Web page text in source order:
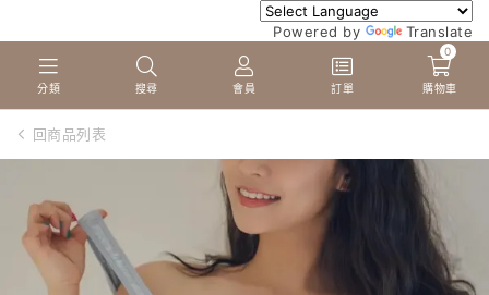
Powered by Translate
分類 搜尋 會員 訂單
0
購物車
回商品列表